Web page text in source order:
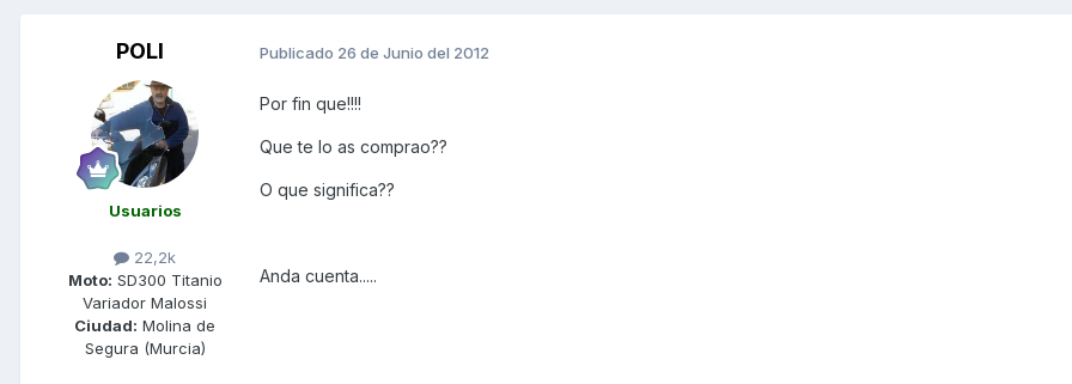
POLI
Usuarios
22,2k
Moto: SD300 Titanio
Variador Malossi
Ciudad: Molina de
Segura (Murcia)
Publicado 26 de Junio del 2012
Por fin que!!!!
Que te lo as comprao??
O que significa??
Anda cuenta.....